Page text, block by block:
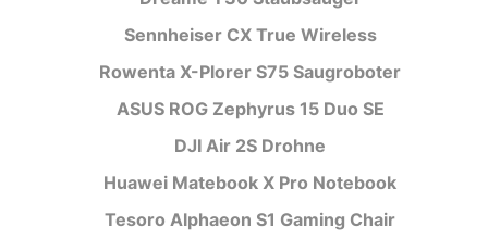
Sennheiser CX True Wireless
Rowenta X-Plorer S75 Saugroboter
ASUS ROG Zephyrus 15 Duo SE
DJI Air 2S Drohne
Huawei Matebook X Pro Notebook
Tesoro Alphaeon S1 Gaming Chair